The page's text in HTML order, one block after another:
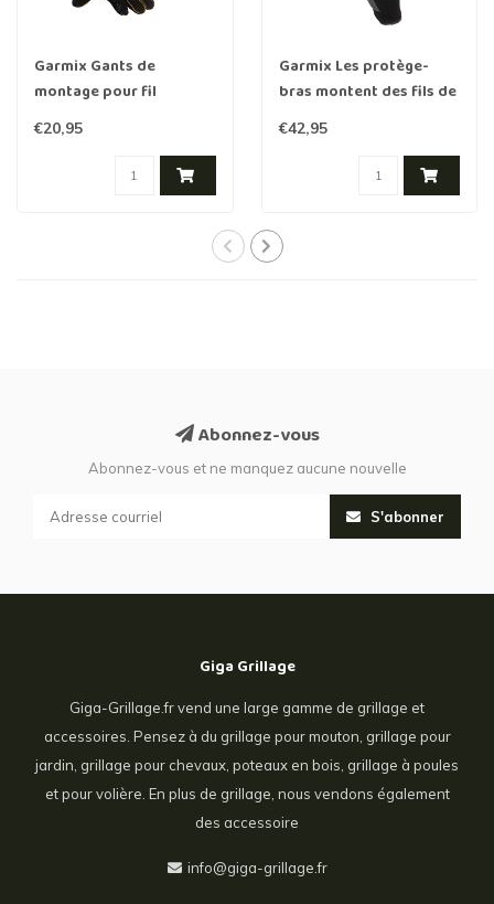
Garmix Gants de
montage pour fil
barbelé et fil de rasoir
€20,95
Garmix Les protège-
bras montent des fils de
fer barbelés et des fils
de rasoir
€42,95
Abonnez-vous
Abonnez-vous et ne manquez aucune nouvelle
S'abonner
Giga Grillage
Giga-Grillage.fr vend une large gamme de grillage et
accessoires. Pensez à du grillage pour mouton, grillage pour
jardin, grillage pour chevaux, poteaux en bois, grillage à poules
et pour volière. En plus de grillage, nous vendons également
des accessoire
info@giga-grillage.fr